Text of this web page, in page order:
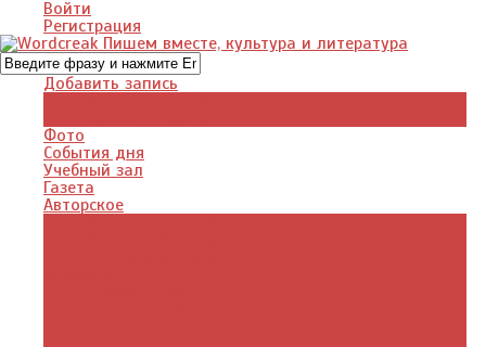
Войти
Регистрация
Добавить запись
Фото
События дня
Учебный зал
Газета
Авторское